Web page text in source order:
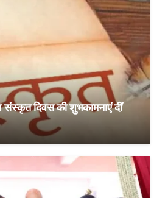
संस्कृत दिवस की शुभकामनाएं दीं